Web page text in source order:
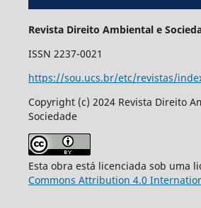
Revista Direito Ambiental e
ISSN 2237-0021
https://sou.ucs.br/etc/revistas/
Copyright (c) 2024 Revista Direito
Sociedade
Esta obra está licenciada sob uma
Commons Attribution 4.0